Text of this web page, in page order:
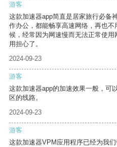
游客
这款加速器app简直是居家旅行必备
作办公，都能畅享高速网络，再也
候，经常因为网速慢而无法正常使
用担心了。
2024-09-23
游客
这款加速器app的加速效果一般，可
区的线路。
2024-09-23
游客
这款加速器VPM应用程序已经为我